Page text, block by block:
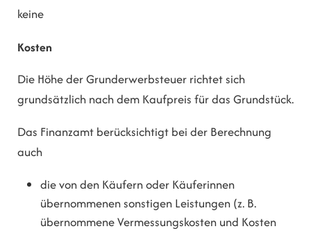
keine
Kosten
Die Höhe der Grunderwerbsteuer richtet sich
grundsätzlich nach dem Kaufpreis für das Grundstück.
Das Finanzamt berücksichtigt bei der Berechnung
auch
die von den Käufern oder Käuferinnen
übernommenen sonstigen Leistungen (z. B.
übernommene Vermessungskosten und Kosten